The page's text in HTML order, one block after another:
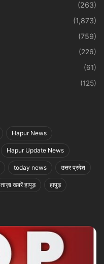
(263)
(1,873)
(759)
(226)
(61)
(125)
Hapur News
Hapur Update News
today news उत्तर प्रदेश
ताज़ा खबरें हापुड़ हापुड़